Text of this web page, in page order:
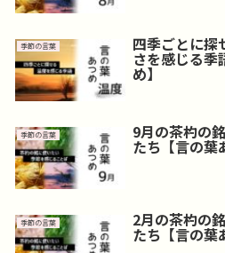
季節の言葉 四季ごとに探
さを感じる季
め】
季節の言葉 9月の茶杓の
たち【言の葉
季節の言葉 2月の茶杓の
たち【言の葉